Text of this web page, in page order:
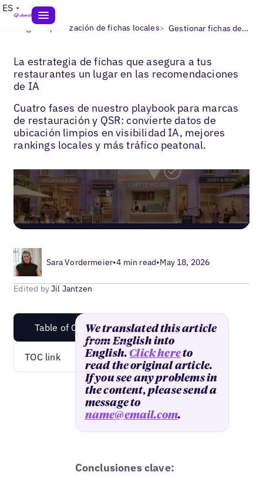
ES
Blogs> Optimización de fichas locales> Gestionar fichas de restaurantes
La estrategia de fichas que asegura a tus
restaurantes un lugar en las recomendaciones
de IA
Cuatro fases de nuestro playbook para marcas
de restauración y QSR: convierte datos de
ubicación limpios en visibilidad IA, mejores
rankings locales y más tráfico peatonal.
Sara Vordermeier•4 min read•May 18, 2026
Edited byJil Jantzen
Table of Content
TOC link
We translated this article
from English into
English.Click hereto
read the original article.
If you see any problems in
the content, please send a
message to
name@email.com.
Conclusiones clave: